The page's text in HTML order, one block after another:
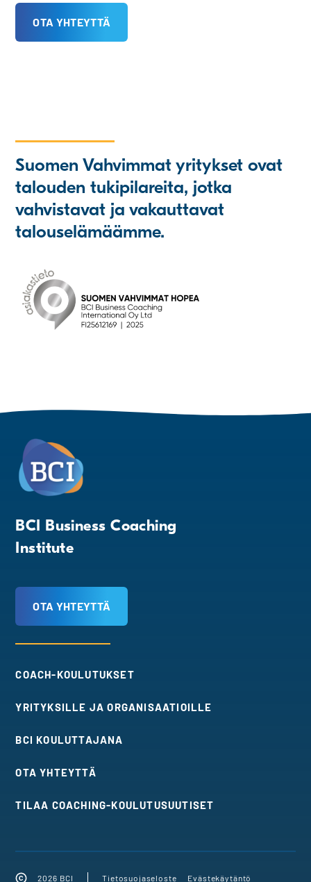
OTA YHTEYTTÄ
Suomen Vahvimmat yritykset ovat
talouden tukipilareita, jotka
vahvistavat ja vakauttavat
talouselämäämme.
BCI Business Coaching
Institute
OTA YHTEYTTÄ
COACH-KOULUTUKSET
YRITYKSILLE JA ORGANISAATIOILLE
BCI KOULUTTAJANA
OTA YHTEYTTÄ
TILAA COACHING-KOULUTUSUUTISET
2026 BCI Tietosuojaseloste Evästekäytäntö